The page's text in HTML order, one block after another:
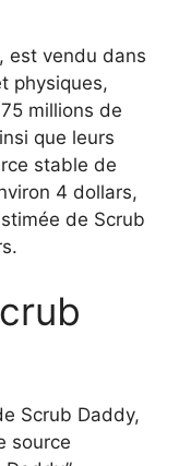
est vendu dans
physiques,
millions de
que leurs
stable de
4 dollars,
de Scrub
Scrub Daddy,
source